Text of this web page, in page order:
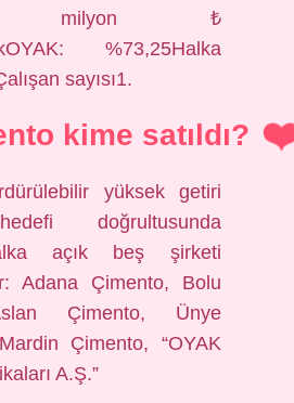
milyon ₺
%73,25Halka
sayısı1.
kime satıldı?
yüksek getiri
doğrultusunda
açık beş şirketi
Adana Çimento, Bolu
Çimento, Ünye
Çimento, “OYAK
A.Ş.”